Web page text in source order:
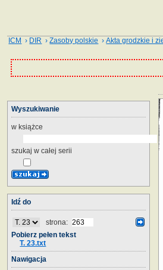
ICM › DIR ›Zasoby polskie ›Akta grodzkie i
Wyszukiwanie
w książce
szukaj w całej serii
Idź do
strona:
Pobierz pełen tekst
T. 23.txt
Nawigacja